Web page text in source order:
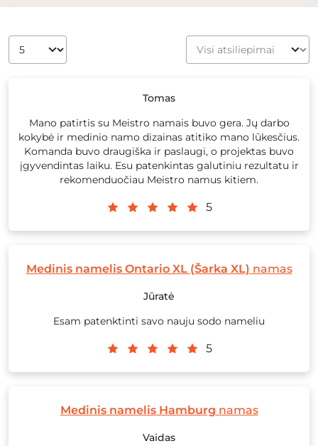
Tomas
Mano patirtis su Meistro namais buvo gera. Jų darbo
kokybė ir medinio namo dizainas atitiko mano lūkesčius.
Komanda buvo draugiška ir paslaugi, o projektas buvo
įgyvendintas laiku. Esu patenkintas galutiniu rezultatu ir
rekomenduočiau Meistro namus kitiem.
5
Medinis namelis Ontario XL (Šarka XL) namas
Jūratė
Esam patenktinti savo nauju sodo nameliu
5
Medinis namelis Hamburg namas
Vaidas